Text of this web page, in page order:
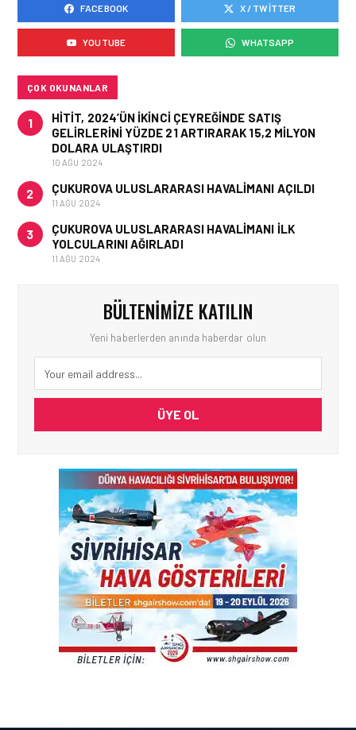
İŞ İLANLARI • 16 MAY 2026
EMIRATES AĞUSTOS’TA
İSTANBUL’DA TEKNISYEN
ROADSHOW DÜZENLIYOR!
FACEBOOK X / TWITTER
YOUTUBE WHATSAPP
ÇOK OKUNANLAR
1
HITIT, 2024’ÜN IKINCI ÇEYREĞINDE SATIŞ
GELIRLERINI YÜZDE 21 ARTIRARAK 15,2 MILYON
DOLARA ULAŞTIRDI
10 AĞU 2024
2 ÇUKUROVA ULUSLARARASI HAVALIMANI AÇILDI
11 AĞU 2024
3
ÇUKUROVA ULUSLARARASI HAVALIMANI İLK
YOLCULARINI AĞIRLADI
11 AĞU 2024
BÜLTENIMIZE KATILIN
Yeni haberlerden anında haberdar olun
ÜYE OL